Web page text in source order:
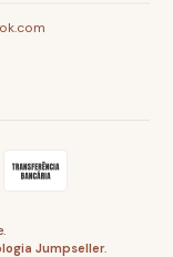
Jumpseller.